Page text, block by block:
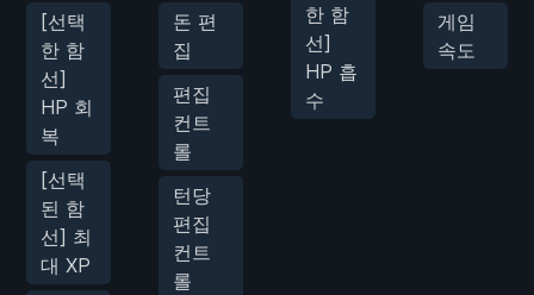
[선택
한 함
선]
HP 회
복
[선택
된 함
선] 최
대 XP
돈 편
집
편집
컨트
롤
턴당
편집
컨트
롤
한 함
선]
HP 흡
수
게임
속도